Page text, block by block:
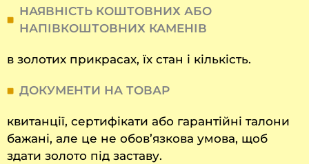
НАЯВНІСТЬ КОШТОВНИХ АБО
НАПІВКОШТОВНИХ КАМЕНІВ
в золотих прикрасах, їх стан і кількість.
ДОКУМЕНТИ НА ТОВАР
квитанції, сертифікати або гарантійні талони
бажані, але це не обов’язкова умова, щоб
здати золото під заставу.